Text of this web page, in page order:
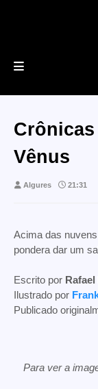
Vênus
Algures 21:31
Acima das
pondera dar um
Escrito por
Ilustrado por
Publicado
Para ver a